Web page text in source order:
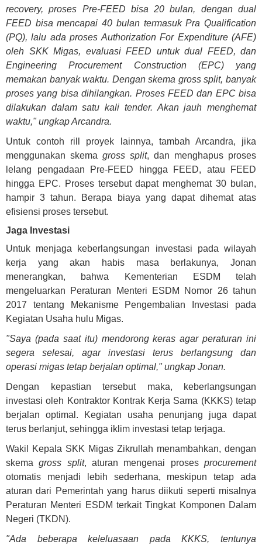
recovery, proses Pre-FEED bisa 20 bulan, dengan dual
FEED bisa mencapai 40 bulan termasuk Pra Qualification
(PQ), lalu ada proses Authorization For Expenditure (AFE)
oleh SKK Migas, evaluasi FEED untuk dual FEED, dan
Engineering Procurement Construction (EPC) yang
memakan banyak waktu. Dengan skema gross split, banyak
proses yang bisa dihilangkan. Proses FEED dan EPC bisa
dilakukan dalam satu kali tender. Akan jauh menghemat
waktu," ungkap Arcandra.
Untuk contoh rill proyek lainnya, tambah Arcandra, jika
menggunakan skema gross split, dan menghapus proses
lelang pengadaan Pre-FEED hingga FEED, atau FEED
hingga EPC. Proses tersebut dapat menghemat 30 bulan,
hampir 3 tahun. Berapa biaya yang dapat dihemat atas
efisiensi proses tersebut.
Jaga Investasi
Untuk menjaga keberlangsungan investasi pada wilayah
kerja yang akan habis masa berlakunya, Jonan
menerangkan, bahwa Kementerian ESDM telah
mengeluarkan Peraturan Menteri ESDM Nomor 26 tahun
2017 tentang Mekanisme Pengembalian Investasi pada
Kegiatan Usaha hulu Migas.
"Saya (pada saat itu) mendorong keras agar peraturan ini
segera selesai, agar investasi terus berlangsung dan
operasi migas tetap berjalan optimal," ungkap Jonan.
Dengan kepastian tersebut maka, keberlangsungan
investasi oleh Kontraktor Kontrak Kerja Sama (KKKS) tetap
berjalan optimal. Kegiatan usaha penunjang juga dapat
terus berlanjut, sehingga iklim investasi tetap terjaga.
Wakil Kepala SKK Migas Zikrullah menambahkan, dengan
skemagross split, aturan mengenai prosesprocurement
otomatis menjadi lebih sederhana, meskipun tetap ada
aturan dari Pemerintah yang harus diikuti seperti misalnya
Peraturan Menteri ESDM terkait Tingkat Komponen Dalam
Negeri (TKDN).
"Ada beberapa keleluasaan pada KKKS, tentunya